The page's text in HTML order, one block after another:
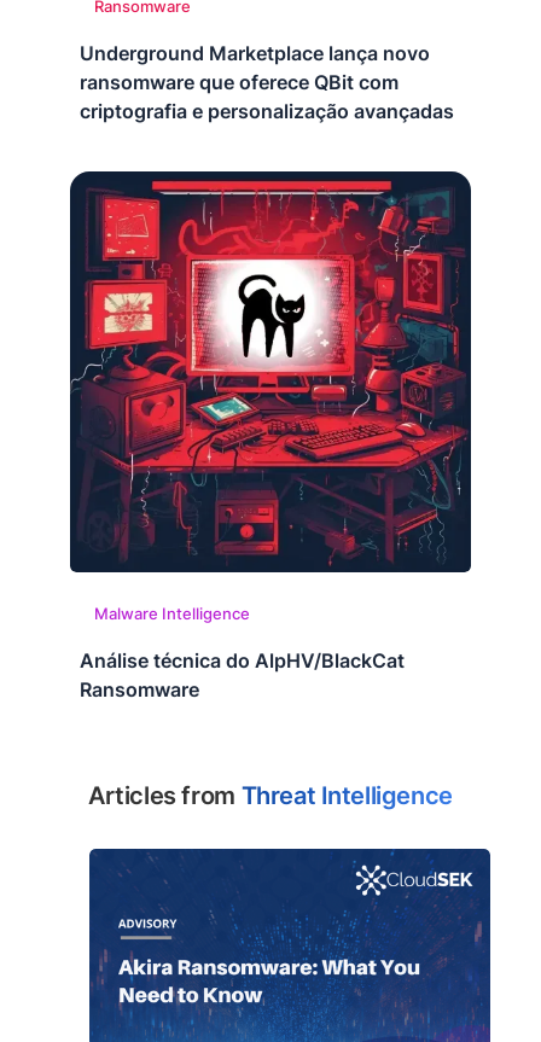
Ransomware
Underground Marketplace lança novo
ransomware que oferece QBit com
criptografia e personalização avançadas
Malware Intelligence
Análise técnica do AlpHV/BlackCat
Ransomware
Articles from Threat Intelligence